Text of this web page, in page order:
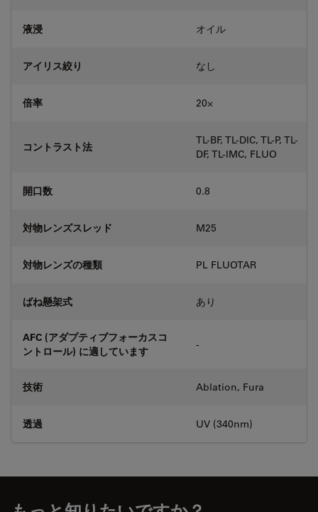
液浸 オイル
アイリス絞り なし
倍率 20⨉
コントラスト法
TL-BF, TL-DIC, TL-P, TL-
DF, TL-IMC, FLUO
開口数 0.8
対物レンズスレッド M25
対物レンズの種類 PL FLUOTAR
ばね懸架式 あり
AFC (アダプティブフォーカスコ
ントロール) に適しています
-
技術 Ablation, Fura
透過 UV (340nm)